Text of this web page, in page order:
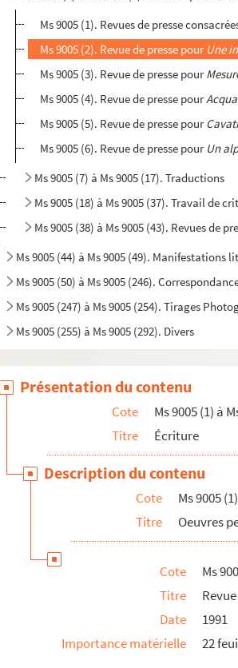
Ms 9005 (1). Revues de presse
Ms 9005 (2). Revue de presse pour Une
Ms 9005 (3). Revue de presse pour
Ms 9005 (4). Revue de presse pour
Ms 9005 (5). Revue de presse pour
Ms 9005 (6). Revue de presse pour Un
Ms 9005 (7) à Ms 9005 (17). Traductions
Ms 9005 (18) à Ms 9005 (37). Travail de
Ms 9005 (38) à Ms 9005 (43). Revues de
Ms 9005 (44) à Ms 9005 (49). Manifestations
Ms 9005 (50) à Ms 9005 (246).
Ms 9005 (247) à Ms 9005 (254). Tirages
Ms 9005 (255) à Ms 9005 (292). Divers
Présentation du contenu
Cote
Ms 9005 (1) à
Titre
Écriture
Description du contenu
Cote
Ms 9005
Titre
Oeuvres
Cote
Ms
Titre
Date
1991
Importance matérielle
22